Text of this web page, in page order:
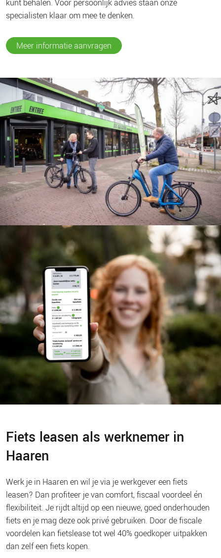
kunt behalen. Voor persoonlijk advies staan onze
specialisten klaar om mee te denken.
Meer informatie aanvragen
Fiets leasen als werknemer in
Haaren
Werk je in Haaren en wil je via je werkgever een fiets
leasen? Dan profiteer je van comfort, fiscaal voordeel én
flexibiliteit. Je rijdt altijd op een nieuwe, goed onderhouden
fiets en je mag deze ook privé gebruiken. Door de fiscale
voordelen kan fietslease tot wel 40% goedkoper uitpakken
dan zelf een fiets kopen.